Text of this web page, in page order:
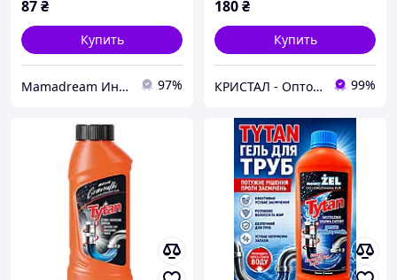
87₴
Купить
Mamadream Интернет магазин 97%
180₴
Купить
КРИСТАЛ - Оптовая и розничная торговля одноразовой посудой, товарами санитарно-бытового назначения 99%